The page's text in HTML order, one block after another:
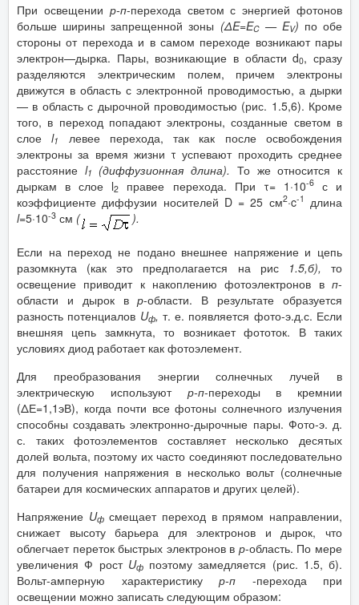
При освещении р-п-перехода светом с энергией фотонов
больше ширины запрещенной зоны (ΔE=EC— EV) по обе
стороны от перехода и в самом переходе возникают пары
электрон—дырка. Пары, возникающие в области d0, сразу
разделяются электрическим полем, причем электроны
движутся в область с электронной проводимостью, а дырки
— в область с дырочной проводимостью (рис. 1.5,6). Кроме
того, в переход попадают электроны, созданные светом в
слоеl1
левее перехода, так как после освобождения
электроны за время жизни τ успевают проходить среднее
расстояние l1 (диффузионная длина). То же относится к
дыркам в слое l2 правее перехода. При τ= 1·10-6с и
коэффициенте диффузии носителей D = 25 см2·c-1
длина
l=5·10-3 см ( ).
Если на переход не подано внешнее напряжение и цепь
разомкнута (как это предполагается на рис
1.5,б),то
освещение приводит к накоплению фотоэлектронов в п-
области и дырок вр-области. В результате образуется
разность потенциалов Uф, т. е. появляется фото-э.д.с. Если
внешняя цепь замкнута, то возникает фототок. В таких
условиях диод работает как фотоэлемент.
Для преобразования энергии солнечных лучей в
электрическую используют р-п-переходы в кремнии
(ΔЕ=1,1эВ), когда почти все фотоны солнечного излучения
способны создавать электронно-дырочные пары. Фото-э. д.
с. таких фотоэлементов составляет несколько десятых
долей вольта, поэтому их часто соединяют последовательно
для получения напряжения в несколько вольт (солнечные
батареи для космических аппаратов и других целей).
Напряжение Uфсмещает переход в прямом направлении,
снижает высоту барьера для электронов и дырок, что
облегчает переток быстрых электронов в р-область. По мере
увеличения Ф рост Uфпоэтому замедляется (рис. 1.5, б).
Вольт-амперную характеристику р-п -перехода при
освещении можно записать следующим образом: